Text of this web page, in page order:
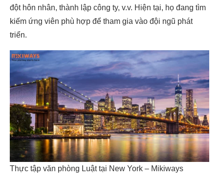
đột hôn nhân, thành lập công ty, v.v. Hiện tại, họ đang tìm
kiếm ứng viên phù hợp để tham gia vào đội ngũ phát
triển.
Thực tập văn phòng Luật tại New York – Mikiways